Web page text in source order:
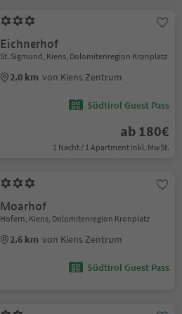
Eichnerhof
St. Sigmund, Kiens, Dolomitenregion Kronplatz
2.0 km von Kiens Zentrum
Südtirol Guest Pass
ab 180€
1 Nacht / 1 Apartment Inkl. MwSt.
Moarhof
Hofern, Kiens, Dolomitenregion Kronplatz
2.6 km von Kiens Zentrum
Südtirol Guest Pass